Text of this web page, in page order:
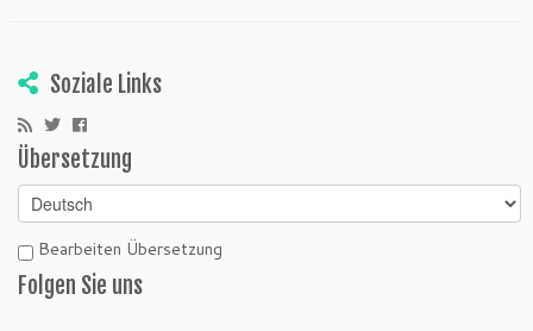
Soziale Links
Übersetzung
Bearbeiten Übersetzung
Folgen Sie uns